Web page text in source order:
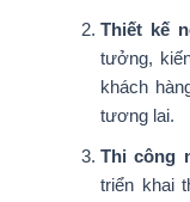
Thiết kế
tưởng,
khách
tương lai.
Thi công
triển khai